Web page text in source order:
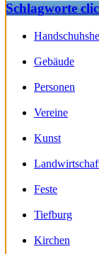
Schlagworte
Gebäude
Personen
Vereine
Kunst
Feste
Tiefburg
Kirchen